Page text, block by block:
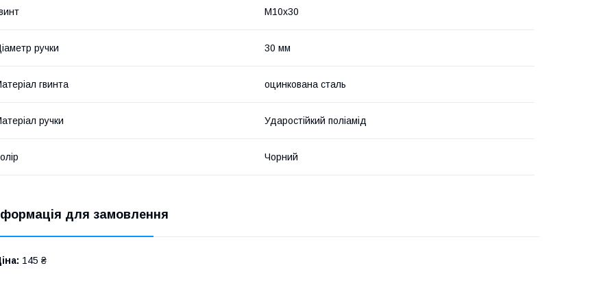
М10х30
ручки 30 мм
гвинта оцинкована сталь
ручки Ударостійкий поліамід
Чорний
для замовлення
145 ₴